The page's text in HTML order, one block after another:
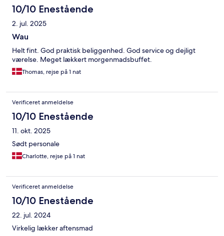
10/10 Enestående
2. jul. 2025
Wau
Helt fint. God praktisk beliggenhed. God service og dejligt
værelse. Meget lækkert morgenmadsbuffet.
Thomas, rejse på 1 nat
Verificeret anmeldelse
10/10 Enestående
11. okt. 2025
Sødt personale
Charlotte, rejse på 1 nat
Verificeret anmeldelse
10/10 Enestående
22. jul. 2024
Virkelig lækker aftensmad